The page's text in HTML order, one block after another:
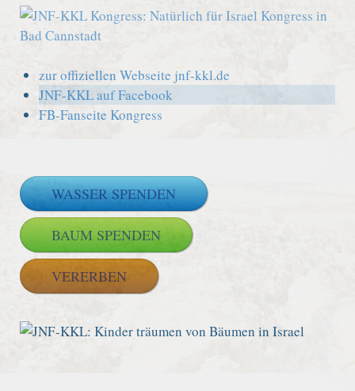
zur offiziellen Webseite jnf-kkl.de
JNF-KKL auf Facebook
FB-Fanseite Kongress
WASSER SPENDEN
BAUM SPENDEN
VERERBEN